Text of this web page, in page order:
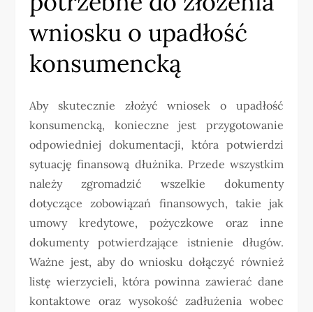
wniosku o upadłość
konsumencką
Aby skutecznie złożyć wniosek o upadłość
konsumencką, konieczne jest przygotowanie
odpowiedniej dokumentacji, która potwierdzi
sytuację finansową dłużnika. Przede wszystkim
należy zgromadzić wszelkie dokumenty
dotyczące zobowiązań finansowych, takie jak
umowy kredytowe, pożyczkowe oraz inne
dokumenty potwierdzające istnienie długów.
Ważne jest, aby do wniosku dołączyć również
listę wierzycieli, która powinna zawierać dane
kontaktowe oraz wysokość zadłużenia wobec